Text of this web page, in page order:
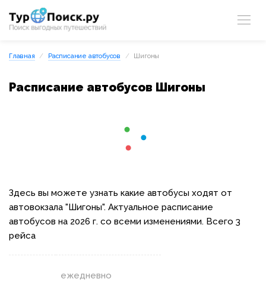
Главная Расписание автобусов Шигоны
Расписание автобусов Шигоны
Здесь вы можете узнать какие автобусы ходят от
автовокзала "Шигоны". Актуальное расписание
автобусов на 2026 г. со всеми изменениями. Всего 3
рейса
ежедневно